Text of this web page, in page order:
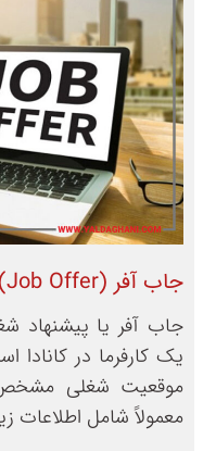
جاب آفر (Job Offer)
جاب آفر یا
یک کارفرما در
موقعیت شغلی مشخص
معمولاً شامل اطلاعات